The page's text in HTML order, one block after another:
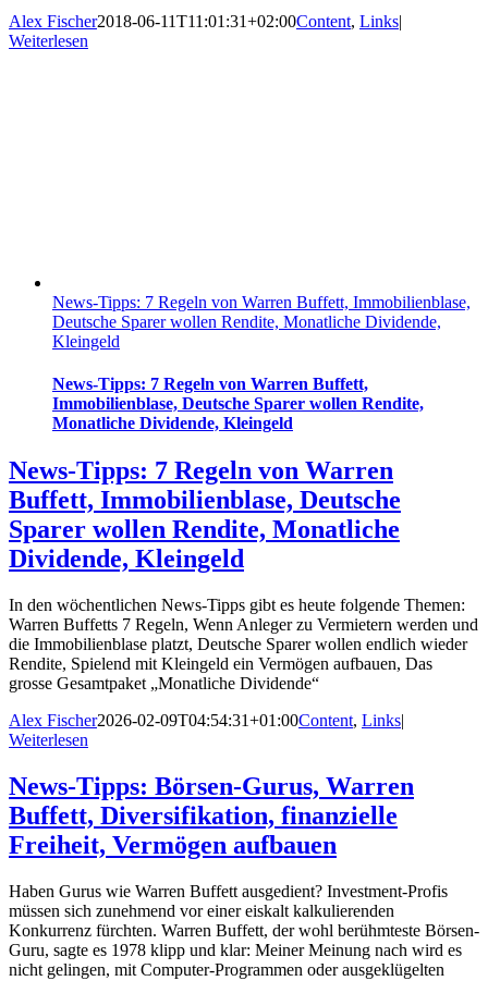
Alex Fischer2018-06-11T11:01:31+02:00Content, Links|
Weiterlesen
News-Tipps: 7 Regeln von Warren Buffett, Immobilienblase,
Deutsche Sparer wollen Rendite, Monatliche Dividende,
Kleingeld
News-Tipps: 7 Regeln von Warren Buffett,
Immobilienblase, Deutsche Sparer wollen Rendite,
Monatliche Dividende, Kleingeld
News-Tipps: 7 Regeln von Warren
Buffett, Immobilienblase, Deutsche
Sparer wollen Rendite, Monatliche
Dividende, Kleingeld
In den wöchentlichen News-Tipps gibt es heute folgende Themen:
Warren Buffetts 7 Regeln, Wenn Anleger zu Vermietern werden und
die Immobilienblase platzt, Deutsche Sparer wollen endlich wieder
Rendite, Spielend mit Kleingeld ein Vermögen aufbauen, Das
grosse Gesamtpaket „Monatliche Dividende“
Alex Fischer2026-02-09T04:54:31+01:00Content, Links|
Weiterlesen
News-Tipps: Börsen-Gurus, Warren
Buffett, Diversifikation, finanzielle
Freiheit, Vermögen aufbauen
Haben Gurus wie Warren Buffett ausgedient? Investment-Profis
müssen sich zunehmend vor einer eiskalt kalkulierenden
Konkurrenz fürchten. Warren Buffett, der wohl berühmteste Börsen-
Guru, sagte es 1978 klipp und klar: Meiner Meinung nach wird es
nicht gelingen, mit Computer-Programmen oder ausgeklügelten